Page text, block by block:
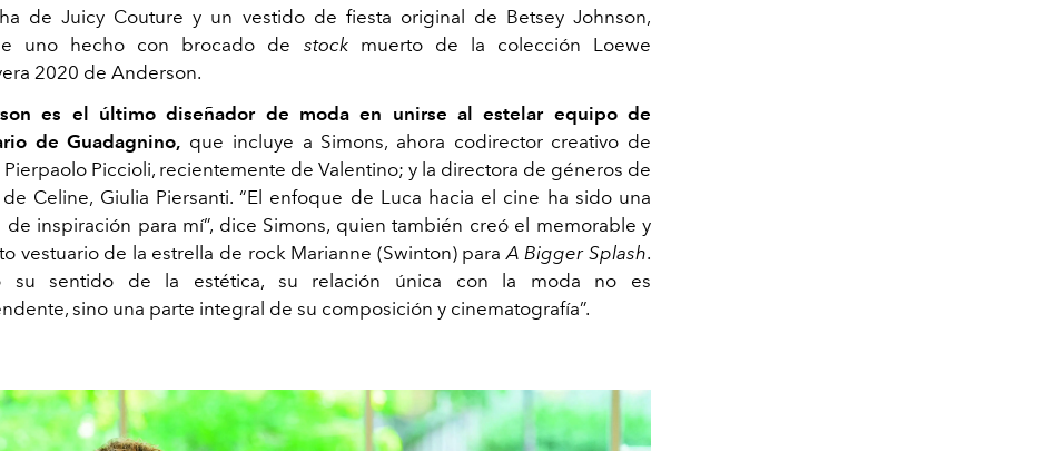
de Juicy Couture y un vestido de fiesta original de Betsey Johnson,
uno hecho con brocado de stockmuerto de la colección Loewe
2020 de Anderson.
es el último diseñador de moda en unirse al estelar equipo de
de Guadagnino, que incluye a Simons, ahora codirector creativo de
Pierpaolo Piccioli, recientemente de Valentino; y la directora de géneros de
Celine, Giulia Piersanti. “El enfoque de Luca hacia el cine ha sido una
de inspiración para mí”, dice Simons, quien también creó el memorable y
vestuario de la estrella de rock Marianne (Swinton) para A Bigger Splash.
su sentido de la estética, su relación única con la moda no es
sino una parte integral de su composición y cinematografía”.